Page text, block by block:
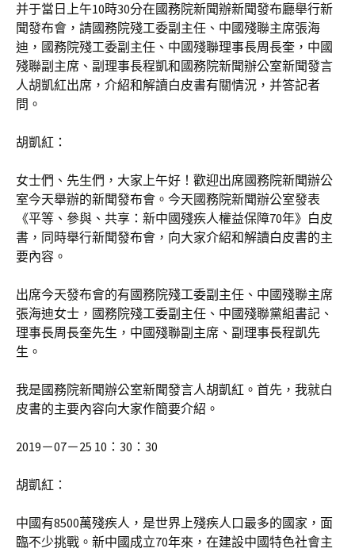
并于當日上午10時30分在國務院新聞辦新聞發布廳舉行新
聞發布會，請國務院殘工委副主任、中國殘聯主席張海
迪，國務院殘工委副主任、中國殘聯理事長周長奎，中國
殘聯副主席、副理事長程凱和國務院新聞辦公室新聞發言
人胡凱紅出席，介紹和解讀白皮書有關情況，并答記者
問。
胡凱紅：
女士們、先生們，大家上午好！歡迎出席國務院新聞辦公
室今天舉辦的新聞發布會。今天國務院新聞辦公室發表
《平等、參與、共享：新中國殘疾人權益保障70年》白皮
書，同時舉行新聞發布會，向大家介紹和解讀白皮書的主
要內容。
出席今天發布會的有國務院殘工委副主任、中國殘聯主席
張海迪女士，國務院殘工委副主任、中國殘聯黨組書記、
理事長周長奎先生，中國殘聯副主席、副理事長程凱先
生。
我是國務院新聞辦公室新聞發言人胡凱紅。首先，我就白
皮書的主要內容向大家作簡要介紹。
2019－07－25 10：30：30
胡凱紅：
中國有8500萬殘疾人，是世界上殘疾人口最多的國家，面
臨不少挑戰。新中國成立70年來，在建設中國特色社會主